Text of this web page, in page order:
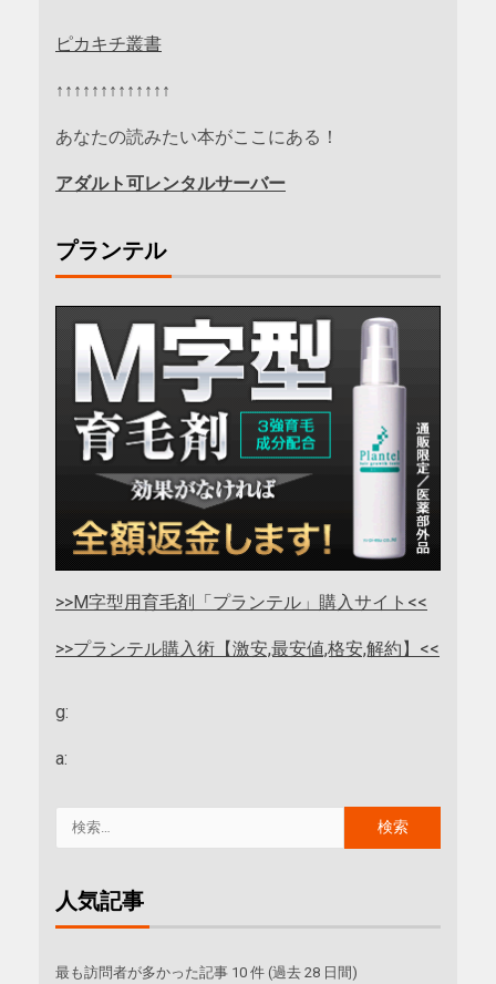
ピカキチ叢書
↑↑↑↑↑↑↑↑↑↑↑↑↑
あなたの読みたい本がここにある！
アダルト可レンタルサーバー
プランテル
>>M字型用育毛剤「プランテル」購入サイト<<
>>プランテル購入術【激安,最安値,格安,解約】<<
g:
a:
人気記事
最も訪問者が多かった記事 10 件 (過去 28 日間)